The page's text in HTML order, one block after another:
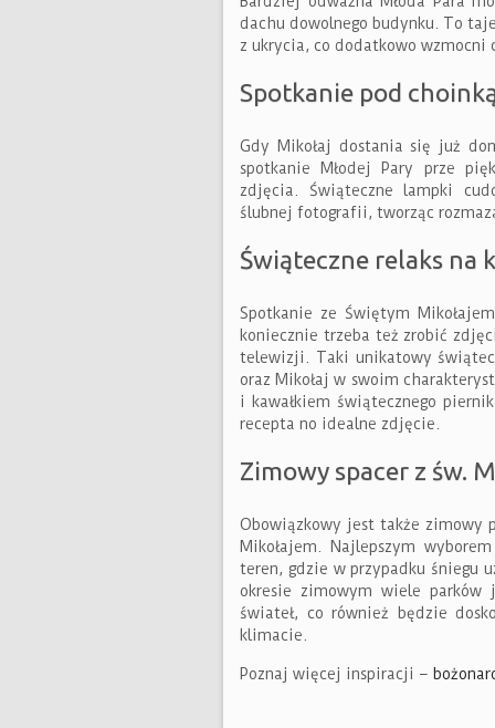
dachu dowolnego budynku. To
z ukrycia, co dodatkowo wzmocni
Spotkanie pod
Gdy Mikołaj dostania się już
spotkanie Młodej Pary prze
zdjęcia. Świąteczne lampki
ślubnej fotografii, tworząc
Świąteczne relaks na
Spotkanie ze Świętym
koniecznie trzeba też zrobić
telewizji. Taki unikatowy
oraz Mikołaj w swoim
i kawałkiem świątecznego
recepta no idealne zdjęcie.
Zimowy spacer z św.
Obowiązkowy jest także zimowy
Mikołajem. Najlepszym
teren, gdzie w przypadku śniegu
okresie zimowym wiele parków
świateł, co również będzie
klimacie.
Poznaj więcej inspiracji –